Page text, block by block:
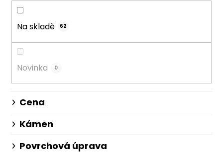
u
ů
Na skladě 62
Novinka 0
Cena
Kámen
Povrchová úprava